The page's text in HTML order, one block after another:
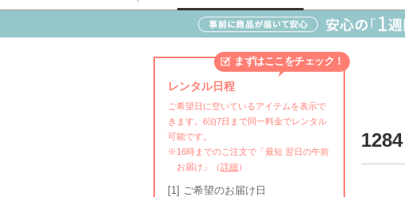
1284
まずはここをチェック！
レンタル日程
ご希望日に空いているアイテムを表示で
きます。6泊7日まで同一料金でレンタル
可能です。
※16時までのご注文で「最短 翌日の午前
お届け」（詳細 ）
[1] ご希望のお届け日